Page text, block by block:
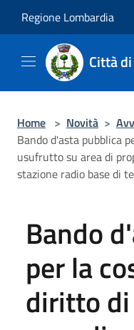
Regione Lombardia
Città
Home > Novità >
Bando d'asta pubblica
usufrutto su area di
stazione radio base di
Bando
per la
diritto